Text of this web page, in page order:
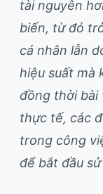
tài nguyên
biến, từ đó
cá nhân lẫn
hiệu suất mà
đồng thời bài
thực tế, các
trong công
để bắt đầu